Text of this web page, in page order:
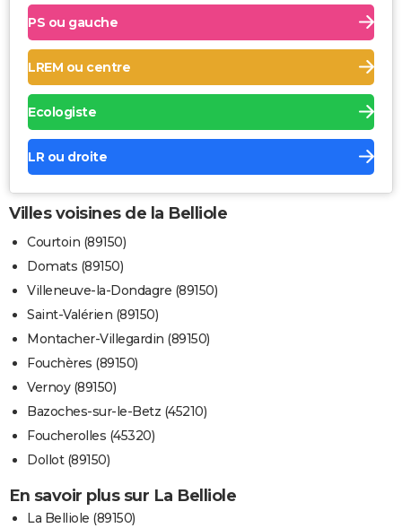
PS ou gauche
LREM ou centre
Ecologiste
LR ou droite
Villes voisines de la Belliole
Courtoin (89150)
Domats (89150)
Villeneuve-la-Dondagre (89150)
Saint-Valérien (89150)
Montacher-Villegardin (89150)
Fouchères (89150)
Vernoy (89150)
Bazoches-sur-le-Betz (45210)
Foucherolles (45320)
Dollot (89150)
En savoir plus sur La Belliole
La Belliole (89150)